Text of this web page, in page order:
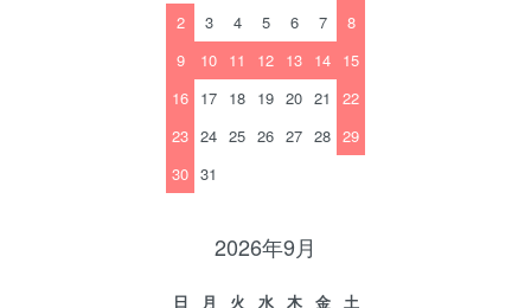
2
3 4 5 6 7
8
9
10 11 12 13 14 15
16 17 18 19 20 21
22
23 24 25 26 27 28 29
30 31
2026年9月
日 月 火 水 木 金
土